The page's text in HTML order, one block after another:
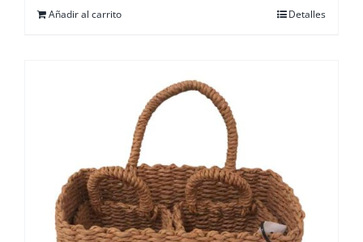
Añadir al carrito Detalles